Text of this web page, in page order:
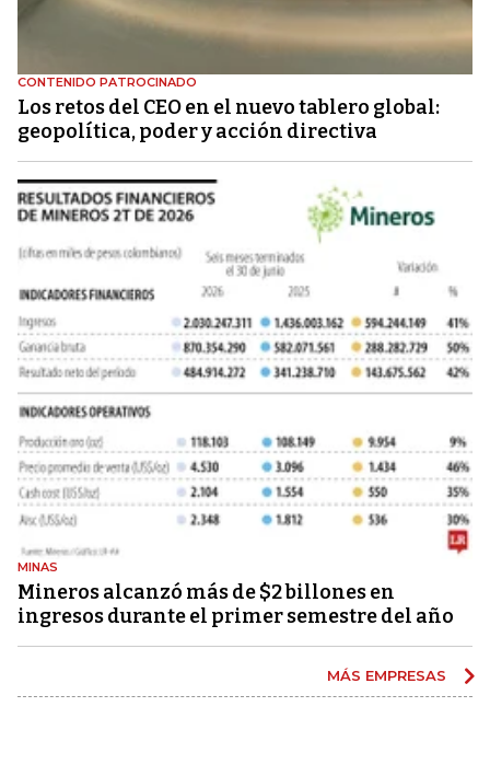
CONTENIDO PATROCINADO
Los retos del CEO en el nuevo tablero global:
geopolítica, poder y acción directiva
MINAS
Mineros alcanzó más de $2 billones en
ingresos durante el primer semestre del año
MÁS EMPRESAS